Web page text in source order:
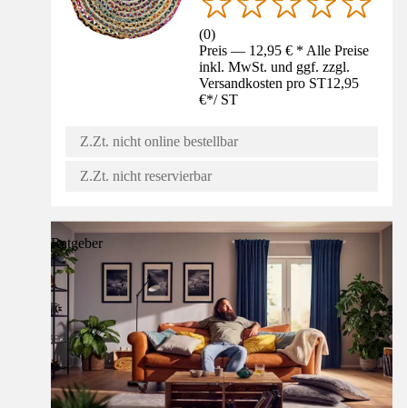
(0)
Preis — 12,95 € * Alle Preise
inkl. MwSt. und ggf. zzgl.
Versandkosten pro ST12,95
€*/ ST
Z.Zt. nicht online bestellbar
Z.Zt. nicht reservierbar
Ratgeber